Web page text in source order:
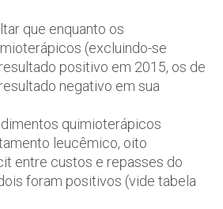
que enquanto os
(excluindo-se
positivo em 2015, os de
negativo em sua
quimioterápicos
leucêmico, oito
entre custos e repasses do
foram positivos (vide tabela